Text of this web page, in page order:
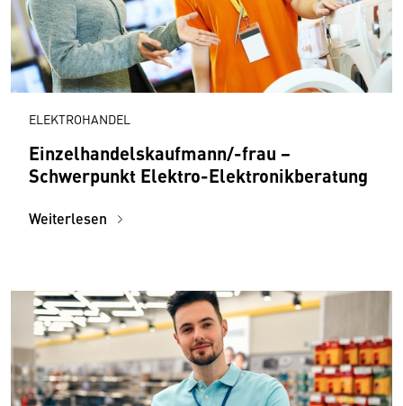
ELEKTROHANDEL
Einzelhandelskaufmann/-frau −
Schwerpunkt Elektro-Elektronikberatung
Weiterlesen